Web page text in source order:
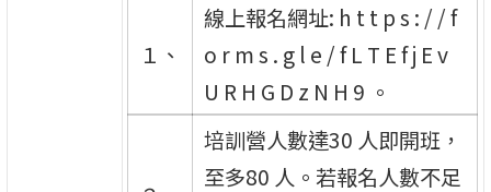
１、
線上報名網址: h t t p s : / / f
o r m s . g l e / f L T E f j E v
U R H G D z N H 9 。
培訓營人數達30 人即開班，
至多80 人。若報名人數不足